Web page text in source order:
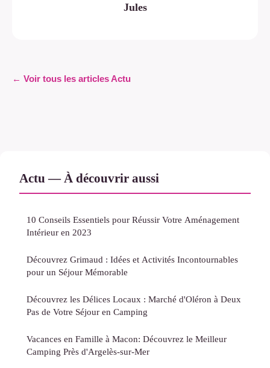
Jules
← Voir tous les articles Actu
Actu — À découvrir aussi
10 Conseils Essentiels pour Réussir Votre Aménagement
Intérieur en 2023
Découvrez Grimaud : Idées et Activités Incontournables
pour un Séjour Mémorable
Découvrez les Délices Locaux : Marché d'Oléron à Deux
Pas de Votre Séjour en Camping
Vacances en Famille à Macon: Découvrez le Meilleur
Camping Près d'Argelès-sur-Mer